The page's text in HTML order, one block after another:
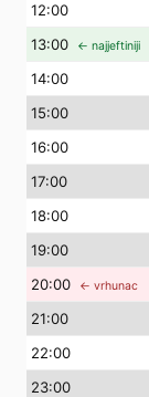
12:00
13:00 ← najjeftiniji
14:00
15:00
16:00
17:00
18:00
19:00
20:00 ← vrhunac
21:00
22:00
23:00